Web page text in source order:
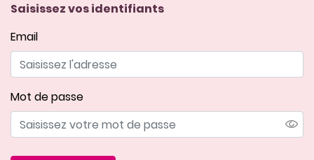
Saisissez vos identifiants
Email
Mot de passe